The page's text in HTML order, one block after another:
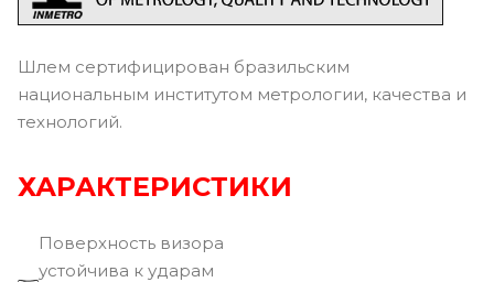
Шлем сертифицирован бразильским
национальным институтом метрологии, качества и
технологий.
ХАРАКТЕРИСТИКИ
Поверхность визора
устойчива к ударам